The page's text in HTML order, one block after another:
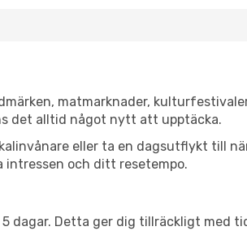
matmarknader,
det alltid något nytt att upptäcka.
eller ta en dagsutflykt till
intressen och ditt resetempo.
dagar. Detta ger dig tillräckligt med